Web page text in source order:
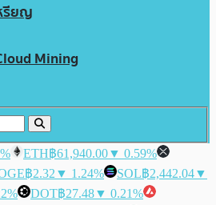
รียญ
Mining
ETH฿61,940.00▼ 0.59%
฿2.32 ▼ 1.24% SOL฿2,442.04▼
DOT฿27.48▼ 0.21%